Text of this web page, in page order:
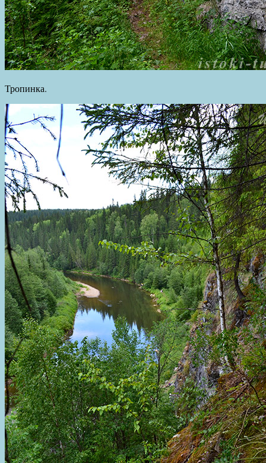
Тропинка.